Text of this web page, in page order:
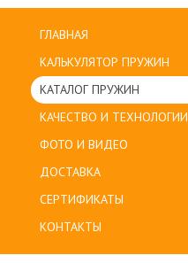
ГЛАВНАЯ
КАЛЬКУЛЯТОР ПРУЖИН
КАТАЛОГ ПРУЖИН
КАЧЕСТВО И ТЕХНОЛОГИИ
ФОТО И ВИДЕО
ДОСТАВКА
СЕРТИФИКАТЫ
КОНТАКТЫ